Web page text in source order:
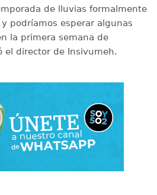
de lluvias formalmente
podríamos esperar algunas
la primera semana de
el director de Insivumeh.